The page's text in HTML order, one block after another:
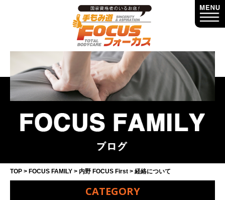
TOP FOCUS FAMILY 内野 FOCUS First 経絡について
CATEGORY